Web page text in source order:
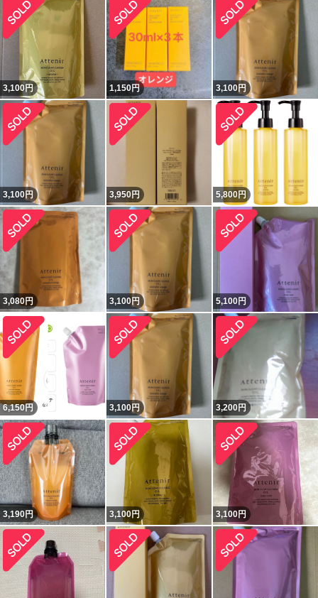
3,100円 1,150円 3,100円
3,100円 3,950円 5,800円
3,080円 3,100円 5,100円
6,150円 3,100円 3,200円
3,190円 3,100円 3,100円